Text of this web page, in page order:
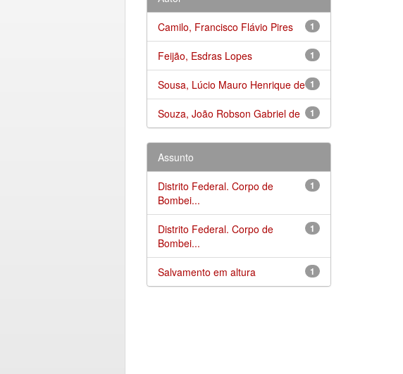
1
Camilo, Francisco Flávio Pires
1
Feijão, Esdras Lopes
1
Sousa, Lúcio Mauro Henrique de
1
Souza, João Robson Gabriel de
Assunto
1
Distrito Federal. Corpo de
Bombei...
1
Distrito Federal. Corpo de
Bombei...
1
Salvamento em altura